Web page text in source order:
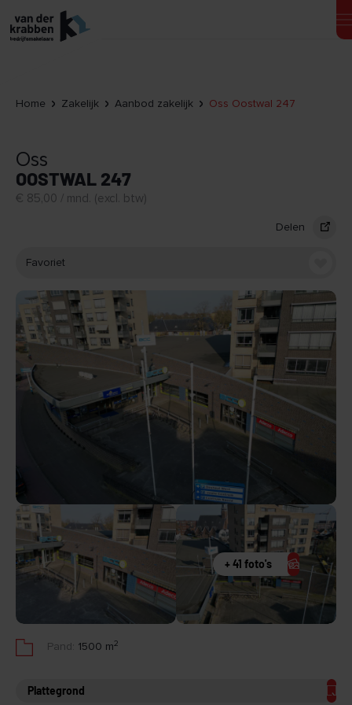
Home Zakelijk Aanbod zakelijk Oss Oostwal 247
Oss
OOSTWAL 247
€ 85,00 / mnd. (excl. btw)
Delen
Favoriet
+ 41 foto's
Pand: 1500 m 2
Plattegrond